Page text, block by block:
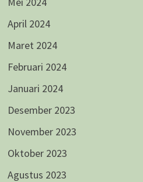
April 2024
Maret 2024
Februari 2024
Januari 2024
Desember 2023
November 2023
Oktober 2023
Agustus 2023